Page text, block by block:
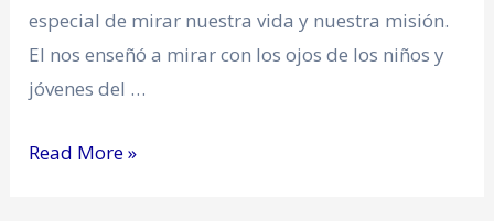
especial de mirar nuestra vida y nuestra misión.
El nos enseñó a mirar con los ojos de los niños y
jóvenes del …
Read More »